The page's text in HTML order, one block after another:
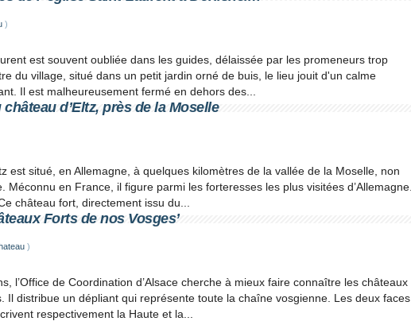
)
est souvent oubliée dans les guides, délaissée par les promeneurs trop
du village, situé dans un petit jardin orné de buis, le lieu jouit d'un calme
Il est malheureusement fermé en dehors des...
d’Eltz, près de la Moselle
est situé, en Allemagne, à quelques kilomètres de la vallée de la Moselle, non
Méconnu en France, il figure parmi les forteresses les plus visitées d’Allemagne.
château fort, directement issu du...
Forts de nos Vosges’
)
l’Office de Coordination d’Alsace cherche à mieux faire connaître les châteaux
Il distribue un dépliant qui représente toute la chaîne vosgienne. Les deux faces
respectivement la Haute et la...